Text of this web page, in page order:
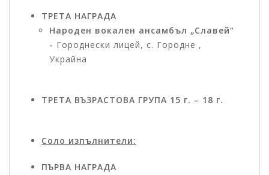
ТРЕТА НАГРАДА
Народен вокален ансамбъл „Славей“
- Городнески лицей, с. Городне ,
Украйна
ТРЕТА ВЪЗРАСТОВА ГРУПА 15 г. – 18 г.
Соло изпълнители:
ПЪРВА НАГРАДА